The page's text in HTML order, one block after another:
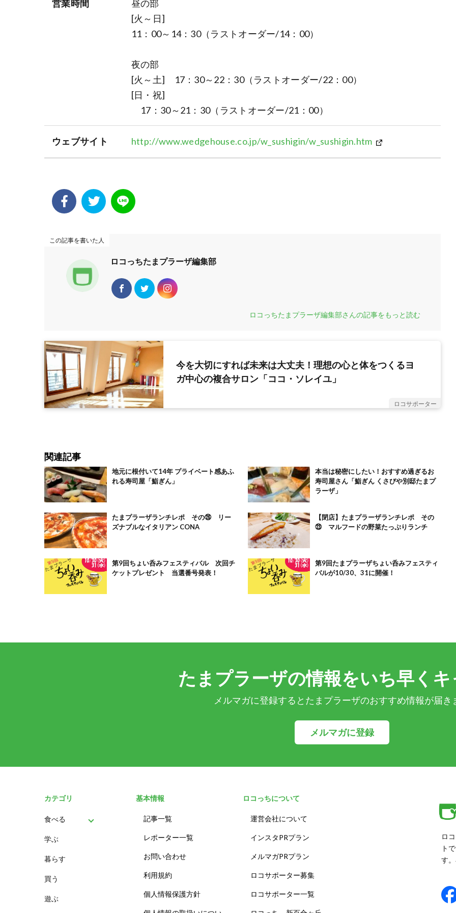
営業時間
昼の部
[火～日]
11：00～14：30（ラストオーダー/14：00）
夜の部
[火～土] 17：30～22：30（ラストオーダー/22：00）
[日・祝]
17：30～21：30（ラストオーダー/21：00）
ウェブサイト http://www.wedgehouse.co.jp/w_sushigin/w_sushigin.htm
この記事を書いた人
ロコっちたまプラーザ編集部
ロコっちたまプラーザ編集部さんの記事をもっと読む
今を大切にすれば未来は大丈夫！理想の心と体をつくるヨ
ガ中心の複合サロン「ココ・ソレイユ」
ロコサポーター
関連記事
地元に根付いて14年 プライベート感あふ
れる寿司屋「鮨ぎん」
本当は秘密にしたい！おすすめ過ぎるお
寿司屋さん「鮨ぎん くさびや別邸たまプ
ラーザ」
たまプラーザランチレポ その㉖ リー
ズナブルなイタリアン CONA
【閉店】たまプラーザランチレポ その
㉓ マルフードの野菜たっぷりランチ
第9回ちょい呑みフェスティバル 次回チ
ケットプレゼント 当選番号発表！
第9回たまプラーザちょい呑みフェスティ
バルが10/30、31に開催！
たまプラーザの情報をいち早く
メルマガに登録するとたまプラーザのおすすめ情報が届き
メルマガに登録
カテゴリ
食べる
パン
スイーツ
学ぶ
暮らす
買う
遊ぶ
基本情報
記事一覧
レポーター一覧
お問い合わせ
利用規約
個人情報保護方針
ロコっちについて
運営会社について
インスタPRプラン
メルマガPRプラン
ロコサポーター募集
ロコサポーター一覧
ロ
ト
す